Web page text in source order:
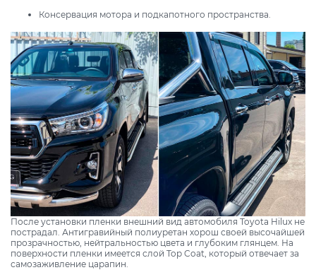
Консервация мотора и подкапотного пространства.
После установки пленки внешний вид автомобиля Toyota Hilux не
пострадал. Антигравийный полиуретан хорош своей высочайшей
прозрачностью, нейтральностью цвета и глубоким глянцем. На
поверхности пленки имеется слой Top Coat, который отвечает за
самозаживление царапин.